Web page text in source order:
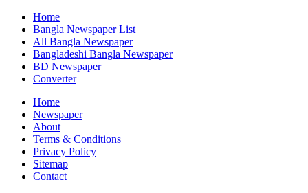
Skip
content
Home
Bangla Newspaper List
All Bangla Newspaper
Bangladeshi Bangla Newspaper
BD Newspaper
Converter
Home
Newspaper
About
Terms & Conditions
Privacy Policy
Sitemap
Contact